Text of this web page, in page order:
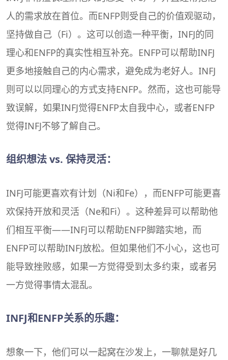
人的需求放在首位。而ENFP则受自己的价值观驱动，
坚持做自己（Fi）。这可以创造一种平衡，INFJ的同
理心和ENFP的真实性相互补充。 ENFP可以帮助INFJ
更多地接触自己的内心需求，避免成为老好人。INFJ
则可以以同理心的方式支持ENFP。然而，这也可能导
致误解，如果INFJ觉得ENFP太自我中心，或者ENFP
觉得INFJ不够了解自己。
组织想法 vs. 保持灵活：
INFJ可能更喜欢有计划（Ni和Fe），而ENFP可能更喜
欢保持开放和灵活（Ne和Fi）。这种差异可以帮助他
们相互平衡——INFJ可以帮助ENFP脚踏实地，而
ENFP可以帮助INFJ放松。但如果他们不小心，这也可
能导致挫败感，如果一方觉得受到太多约束，或者另
一方觉得事情太混乱。
INFJ和ENFP关系的乐趣：
想象一下，他们可以一起窝在沙发上，一聊就是好几